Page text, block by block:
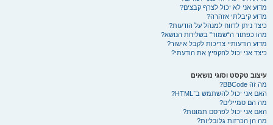
מדוע אני לא יכול לצרף קבצים?
מדוע קיבלתי אזהרה?
כיצד ניתן לדווח למנהל על הודעות?
מהו כפתור ה“שמור” בשליחת הנושא?
מדוע הודעותיי צריכות לקבל אישור?
כיצד אני יכול להקפיץ את הודעתי?
עיצוב טקסט וסוגי נושאים
מה זה BBCode?
האם אני יכול להשתמש ב־HTML?
מה הם סמיילים?
האם אני יכול לפרסם תמונות?
מה הן הכרזות גלובליות?